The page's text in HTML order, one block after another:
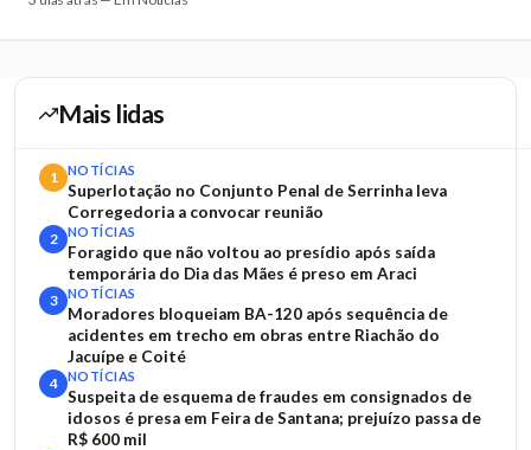
Mais lidas
1 NOTÍCIAS
Superlotação no Conjunto Penal de Serrinha leva
Corregedoria a convocar reunião
2 NOTÍCIAS
Foragido que não voltou ao presídio após saída
temporária do Dia das Mães é preso em Araci
3 NOTÍCIAS
Moradores bloqueiam BA-120 após sequência de
acidentes em trecho em obras entre Riachão do
Jacuípe e Coité
4 NOTÍCIAS
Suspeita de esquema de fraudes em consignados de
idosos é presa em Feira de Santana; prejuízo passa de
R$ 600 mil